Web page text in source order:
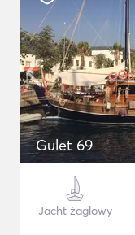
Gulet 69
Jacht żaglowy